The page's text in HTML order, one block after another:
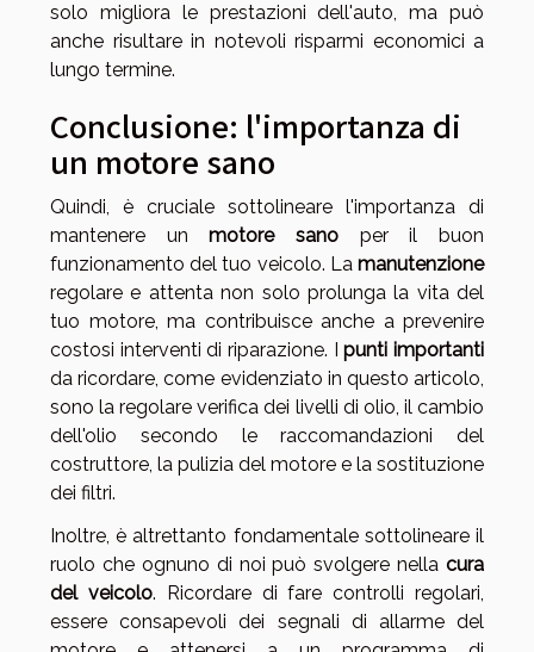
solo migliora le prestazioni dell'auto, ma può
anche risultare in notevoli risparmi economici a
lungo termine.
Conclusione: l'importanza di
un motore sano
Quindi, è cruciale sottolineare l'importanza di
mantenere unmotore sano per il buon
funzionamento del tuo veicolo. La manutenzione
regolare e attenta non solo prolunga la vita del
tuo motore, ma contribuisce anche a prevenire
costosi interventi di riparazione. Ipunti importanti
da ricordare, come evidenziato in questo articolo,
sono la regolare verifica dei livelli di olio, il cambio
dell'olio secondo le raccomandazioni del
costruttore, la pulizia del motore e la sostituzione
dei filtri.
Inoltre, è altrettanto fondamentale sottolineare il
ruolo che ognuno di noi può svolgere nella cura
del veicolo. Ricordare di fare controlli regolari,
essere consapevoli dei segnali di allarme del